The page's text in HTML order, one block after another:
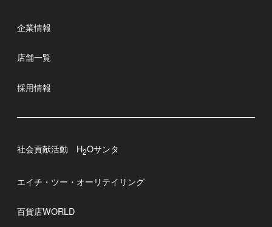
企業情報
店舗一覧
採用情報
社会貢献活動 H2Oサンタ
エイチ・ツー・オーリテイリング
百貨店WORLD